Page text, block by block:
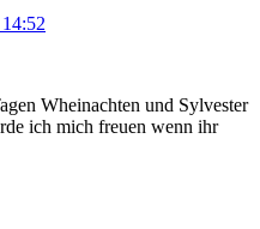
Wheinachten und Sylvester
ich mich freuen wenn ihr